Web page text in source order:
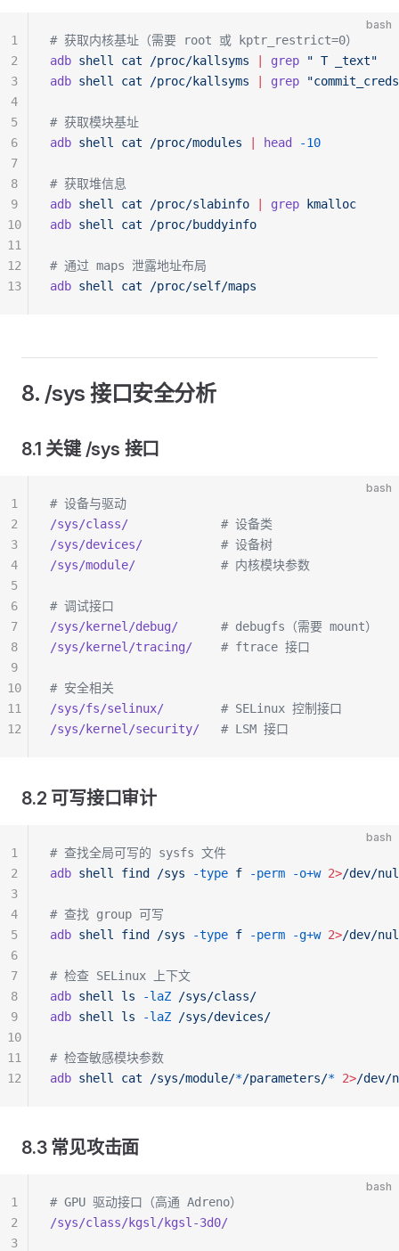
bash
# 获取内核基址（需要 root 或 kptr_restrict=0）
adb shell cat /proc/kallsyms grep " T _text"
adb shell cat /proc/kallsyms grep
# 获取模块基址
adb shell cat /proc/modules head -10
# 获取堆信息
adb shell cat /proc/slabinfo grep kmalloc
adb shell cat /proc/buddyinfo
# 通过 maps 泄露地址布局
adb shell cat /proc/self/maps
1
2
3
4
5
6
7
8
9
10
11
12
13
8. /sys 接口安全分析
8.1 关键 /sys 接口
bash
# 设备与驱动
/sys/class/
             # 设备类
/sys/devices/
           # 设备树
/sys/module/
            # 内核模块参数
# 调试接口
/sys/kernel/debug/
      # debugfs（需要 mount）
/sys/kernel/tracing/
    # ftrace 接口
# 安全相关
/sys/fs/selinux/
        # SELinux 控制接口
/sys/kernel/security/
   # LSM 接口
1
2
3
4
5
6
7
8
9
10
11
12
8.2 可写接口审计
bash
# 查找全局可写的 sysfs 文件
adb shell find /sys -type f -perm -o+w 2>/dev/
# 查找 group 可写
adb shell find /sys -type f -perm -g+w 2>/dev/
# 检查 SELinux 上下文
adb shell ls -laZ /sys/class/
adb shell ls -laZ /sys/devices/
# 检查敏感模块参数
adb shell cat /sys/module/*/parameters/* 2>/dev/
1
2
3
4
5
6
7
8
9
10
11
12
8.3 常见攻击面
bash
# GPU 驱动接口（高通 Adreno）
/sys/class/kgsl/kgsl-3d0/
1
2
3